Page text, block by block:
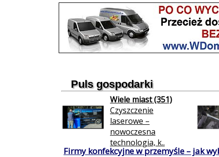
Puls gospodarki
Wiele miast (351)
Czyszczenie
laserowe –
nowoczesna
technologia, k..
Firmy konfekcyjne w przemyśle – jak